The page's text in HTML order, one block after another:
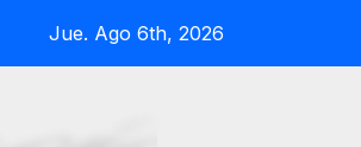
a más de 50 productores del País Vasco
Jue. Ago 6th, 2026